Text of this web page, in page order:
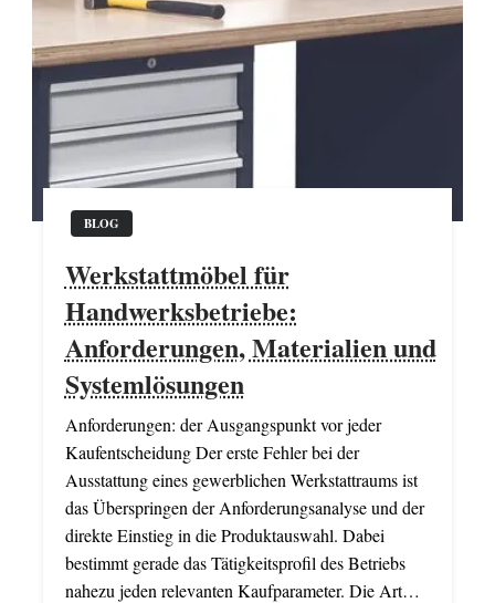
BLOG
Werkstattmöbel für
Handwerksbetriebe:
Anforderungen, Materialien und
Systemlösungen
Anforderungen: der Ausgangspunkt vor jeder
Kaufentscheidung Der erste Fehler bei der
Ausstattung eines gewerblichen Werkstattraums ist
das Überspringen der Anforderungsanalyse und der
direkte Einstieg in die Produktauswahl. Dabei
bestimmt gerade das Tätigkeitsprofil des Betriebs
nahezu jeden relevanten Kaufparameter. Die Art…